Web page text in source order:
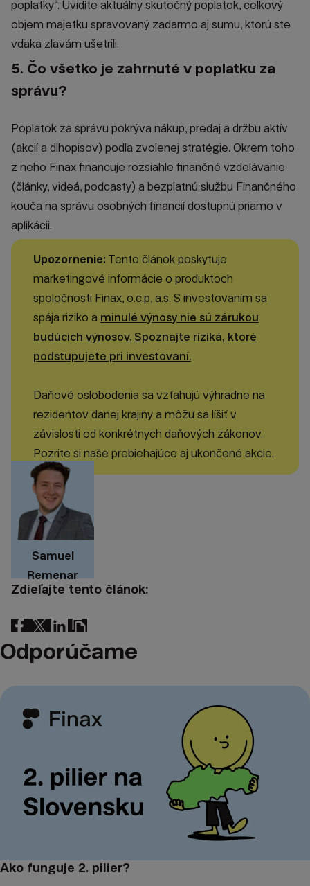
poplatky“. Uvidíte aktuálny skutočný poplatok, celkový
objem majetku spravovaný zadarmo aj sumu, ktorú ste
vďaka zľavám ušetrili.
5. Čo všetko je zahrnuté v poplatku za
správu?
Poplatok za správu pokrýva nákup, predaj a držbu aktív
(akcií a dlhopisov) podľa zvolenej stratégie. Okrem toho
z neho Finax financuje rozsiahle finančné vzdelávanie
(články, videá, podcasty) a bezplatnú službu Finančného
kouča na správu osobných financií dostupnú priamo v
aplikácii.
Upozornenie: Tento článok poskytuje
marketingové informácie o produktoch
spoločnosti Finax, o.c.p, a.s. S investovaním sa
spája riziko a minulé výnosy nie sú zárukou
budúcich výnosov. Spoznajte riziká, ktoré
podstupujete pri investovaní.
Daňové oslobodenia sa vzťahujú výhradne na
rezidentov danej krajiny a môžu sa líšiť v
závislosti od konkrétnych daňových zákonov.
Pozrite si naše prebiehajúce aj ukončené akcie.
Samuel
Remenar
Zdieľajte tento článok:
Odporúčame
Ako funguje 2. pilier?